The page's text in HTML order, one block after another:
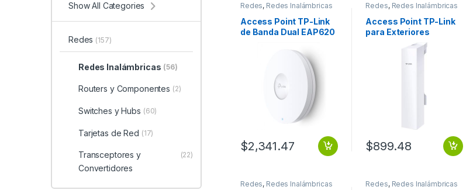
Redes, Redes Inalámbricas
Access Point TP-Link
de Banda Dual EAP620
45, 2.4/5GHz, 1 Antena
Integrada de 6dBi
MONTAJE EN TECHO
DE DOBLE BANDA AX1
$2,341.47
Redes, Redes Inalámbricas
Access Point TP-Link
para Exteriores
CPE220, Inalámbrico,
300 Mbit/s, 2 Antenas
Integradas de 12dBi DE
$899.48
Redes, Redes Inalámbricas Redes, Redes Inalámbricas
Show All Categories
Redes (157)
Redes Inalámbricas (56)
Routers y Componentes (2)
Switches y Hubs (60)
Tarjetas de Red (17)
Transceptores y
Convertidores
(22)